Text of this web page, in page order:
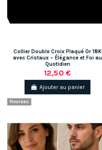
Collier Double Croix Plaqué Or 18K
avec Cristaux – Élégance et Foi au
Quotidien
12,50 €
Ajouter au panier
Nouveau